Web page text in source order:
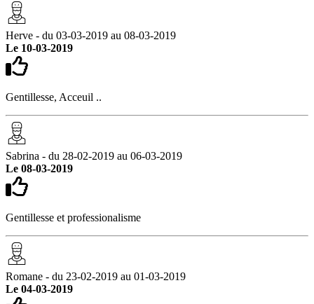
Herve - du 03-03-2019 au 08-03-2019
Le 10-03-2019
Gentillesse, Acceuil ..
Sabrina - du 28-02-2019 au 06-03-2019
Le 08-03-2019
Gentillesse et professionalisme
Romane - du 23-02-2019 au 01-03-2019
Le 04-03-2019